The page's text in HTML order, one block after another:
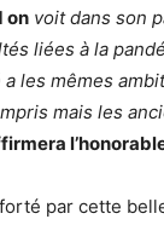
on voit dans son
liées à la
a les mêmes
mais les
par cette